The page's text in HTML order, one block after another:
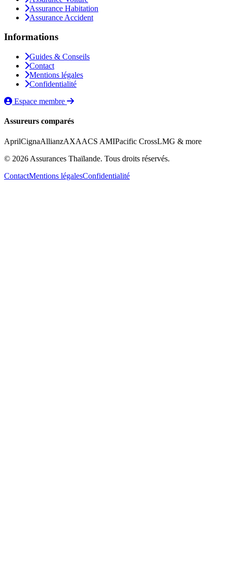
Assurance Habitation
Assurance Accident
Informations
Guides & Conseils
Contact
Mentions légales
Confidentialité
Espace membre
Assureurs comparés
AprilCignaAllianzAXAACS AMIPacific CrossLMG & more
© 2026 Assurances Thaïlande. Tous droits réservés.
ContactMentions légalesConfidentialité